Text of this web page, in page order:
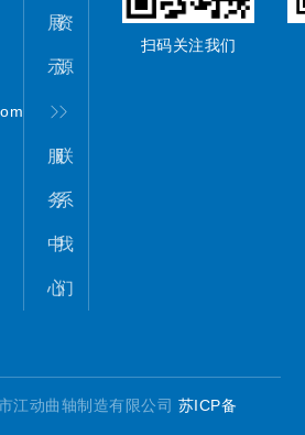
展
示
资
源
服
务
中
心
联
系
我
们
扫码关注我们
江动曲轴制造有限公司 苏ICP备